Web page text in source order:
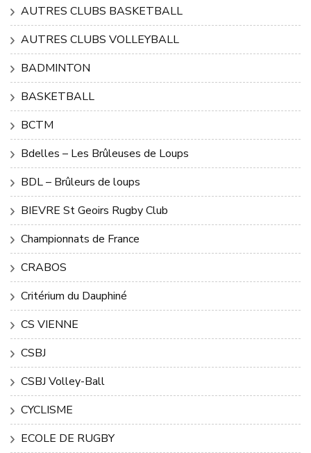
AUTRES CLUBS BASKETBALL
AUTRES CLUBS VOLLEYBALL
BADMINTON
BASKETBALL
BCTM
Bdelles – Les Brûleuses de Loups
BDL – Brûleurs de loups
BIEVRE St Geoirs Rugby Club
Championnats de France
CRABOS
Critérium du Dauphiné
CS VIENNE
CSBJ
CSBJ Volley-Ball
CYCLISME
ECOLE DE RUGBY